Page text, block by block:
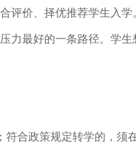
评价、择优推荐学生入学
力最好的一条路径。学
合政策规定转学的，须